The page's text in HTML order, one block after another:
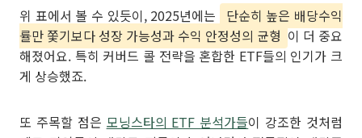
위 표에서 볼 수 있듯이, 2025년에는
단순히 높은 배당수익
률만 쫓기보다 성장 가능성과 수익 안정성의 균형 이 더 중요
해졌어요. 특히 커버드 콜 전략을 혼합한 ETF들의 인기가 크
게 상승했죠.
또 주목할 점은 모닝스타의 ETF 분석가들이 강조한 것처럼